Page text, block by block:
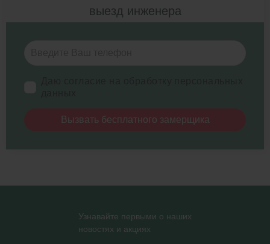
выезд инженера
Вызвать бесплатного замерщика
Узнавайте первыми о наших
новостях и акциях